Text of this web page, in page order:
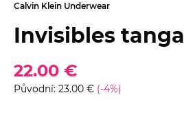
Calvin Klein Underwear
Invisibles tanga
22.00 €
Původní: 23.00 € (-4%)